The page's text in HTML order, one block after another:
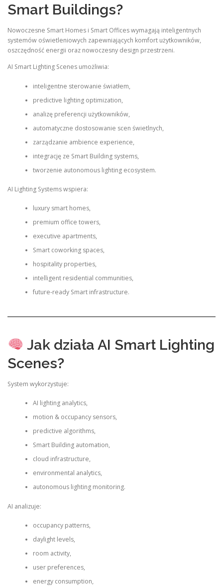
Smart Buildings?
Nowoczesne Smart Homes i Smart Offices wymagają inteligentnych
systemów oświetleniowych zapewniających komfort użytkowników,
oszczędność energii oraz nowoczesny design przestrzeni.
AI Smart Lighting Scenes umożliwia:
inteligentne sterowanie światłem,
predictive lighting optimization,
analizę preferencji użytkowników,
automatyczne dostosowanie scen świetlnych,
zarządzanie ambience experience,
integrację ze Smart Building systems,
tworzenie autonomous lighting ecosystem.
AI Lighting Systems wspiera:
luxury smart homes,
premium office towers,
executive apartments,
Smart coworking spaces,
hospitality properties,
intelligent residential communities,
future-ready Smart infrastructure.
Jak działa AI Smart Lighting
Scenes?
System wykorzystuje:
AI lighting analytics,
motion & occupancy sensors,
predictive algorithms,
Smart Building automation,
cloud infrastructure,
environmental analytics,
autonomous lighting monitoring.
AI analizuje:
occupancy patterns,
daylight levels,
room activity,
user preferences,
energy consumption,